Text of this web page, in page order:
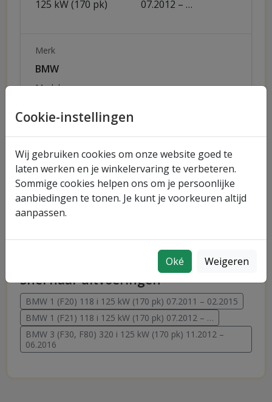
Cookie-instellingen
Wij gebruiken cookies om onze website goed te
laten werken en je winkelervaring te verbeteren.
Sommige cookies helpen ons om je persoonlijke
aanbiedingen te tonen. Je kunt je voorkeuren altijd
aanpassen.
Oké Weigeren
125 kW (170 pk) 07.2012 – …
Merk
BMW
Model
Uitvoering
Vermogen
125 kW (170 pk)
Bouwjaar
11.2012 – 06.2016
Snel naar uitvoeringen
BMW 1 (F20) 118 i 125 kW (170 pk) 07.2011 – 02.2015
BMW 1 (F21) 118 i 125 kW (170 pk) 07.2012 – …
BMW 3 (F30, F80) 320 i 125 kW (170 pk) 11.2012 –
06.2016